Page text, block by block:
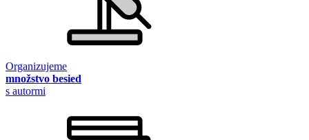
Organizujeme
množstvo besied
s autormi